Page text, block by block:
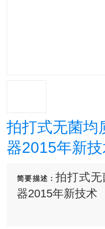
拍打式无菌均
器2015年新
简要描述： 拍打式
器2015年新技术